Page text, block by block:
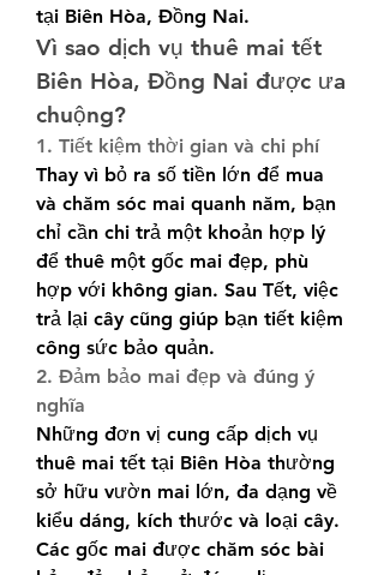
tại Biên Hòa, Đồng Nai.
Vì sao dịch vụ thuê mai tết
Biên Hòa, Đồng Nai được ưa
chuộng?
1. Tiết kiệm thời gian và chi phí
Thay vì bỏ ra số tiền lớn để mua
và chăm sóc mai quanh năm, bạn
chỉ cần chi trả một khoản hợp lý
để thuê một gốc mai đẹp, phù
hợp với không gian. Sau Tết, việc
trả lại cây cũng giúp bạn tiết kiệm
công sức bảo quản.
2. Đảm bảo mai đẹp và đúng ý
nghĩa
Những đơn vị cung cấp dịch vụ
thuê mai tết tại Biên Hòa thường
sở hữu vườn mai lớn, đa dạng về
kiểu dáng, kích thước và loại cây.
Các gốc mai được chăm sóc bài